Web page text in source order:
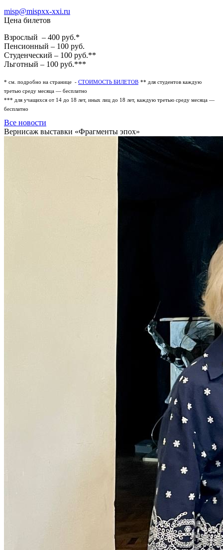
misp@mispxx-xxi.ru
Цена билетов
Взрослый – 400 руб.*
Пенсионный – 100 руб.
Студенческий – 100 руб.**
Льготный – 100 руб.***
* см. подробно на странице - СТОИМОСТЬ БИЛЕТОВ ** для студентов каждую
третью среду месяца — бесплатно
*** для учащихся от 14 до 18 лет, иных лиц до 18 лет, каждую третью среду месяца —
бесплатно
Все новости
Вернисаж выставки «Фрагменты эпох»